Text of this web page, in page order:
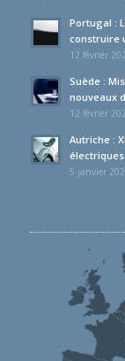
Portugal :
construire
12 février
Suède :
nouveaux
12 février
Autriche :
électriques
5 janvier